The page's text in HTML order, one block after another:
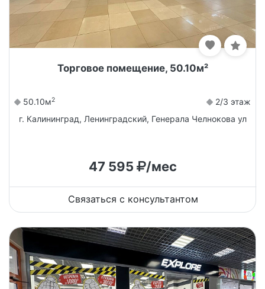
Торговое помещение, 50.10м²
50.10м2
2/3 этаж
г. Калининград, Ленинградский, Генерала Челнокова ул
47 595 /мес
Связаться с консультантом